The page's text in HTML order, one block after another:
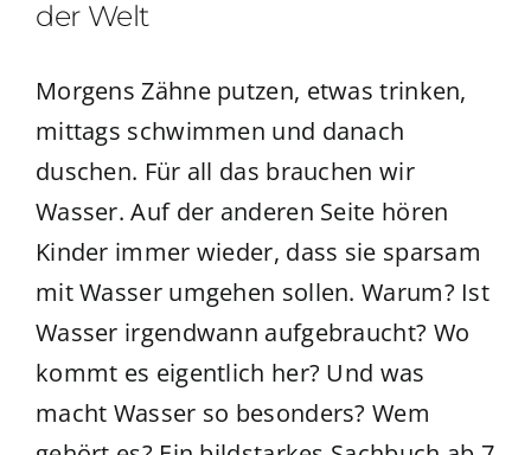
der Welt
Morgens Zähne putzen, etwas trinken,
mittags schwimmen und danach
duschen. Für all das brauchen wir
Wasser. Auf der anderen Seite hören
Kinder immer wieder, dass sie sparsam
mit Wasser umgehen sollen. Warum? Ist
Wasser irgendwann aufgebraucht? Wo
kommt es eigentlich her? Und was
macht Wasser so besonders? Wem